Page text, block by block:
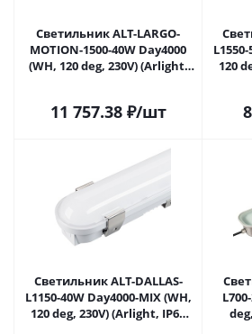
Светильник ALT-LARGO-
MOTION-1500-40W Day4000
(WH, 120 deg, 230V) (Arlight,
11 757.38₽/шт
120
Светильник ALT-DALLAS-
L1150-40W Day4000-MIX (WH,
120 deg, 230V) (Arlight, IP66